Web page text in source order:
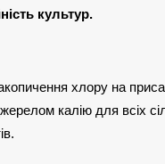
культур.
хлору на
калію для всіх